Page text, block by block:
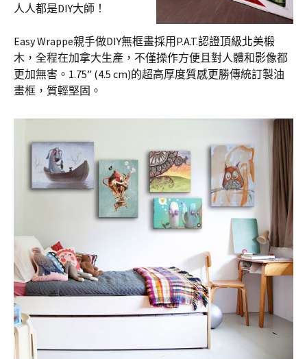
人人都是DIY大師！
Easy Wrappe親手做DIY無框畫採用P.A.T.認證頂級北美椴
木，全程在加拿大生產，不僅操作方便且對人體和影像都
更加無害。1.75” (4.5 cm)的超高厚度質感更勝傳統訂製油
畫框，質輕堅固。